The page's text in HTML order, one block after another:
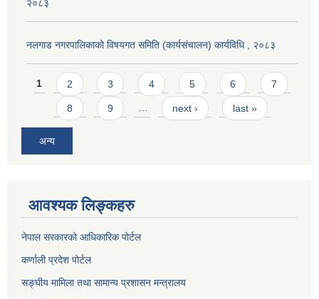
२०८३
नलगाड नगरपालिकाको विषयगत समिति (कार्यसंचालन) कार्यविधि , २०८३
Pages
1 2 3 4 5 6 7
8 9 … next › last »
अन्य
आवश्यक लिङ्कहरु
नेपाल सरकारको आधिकारिक पोर्टल
कर्णाली प्रदेश पोर्टल
सङ्घीय मामिला तथा सामान्य प्रशासन मन्त्रालय